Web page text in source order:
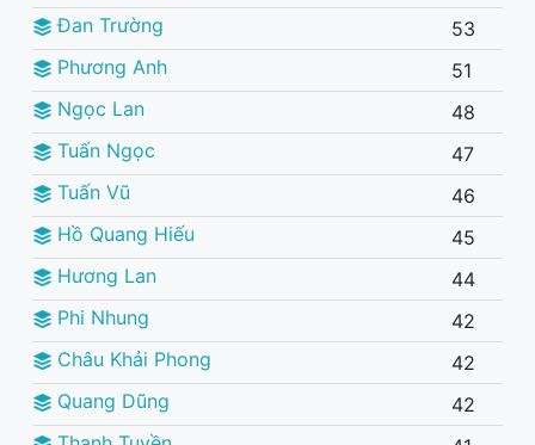
Đan Trường
53
Phương Anh
51
Ngọc Lan
48
Tuấn Ngọc
47
Tuấn Vũ
46
Hồ Quang Hiếu
45
Hương Lan
44
Phi Nhung
42
Châu Khải Phong
42
Quang Dũng
42